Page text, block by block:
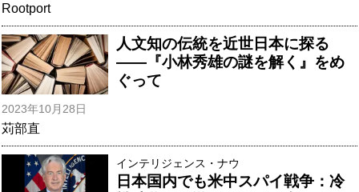
Rootport
人文知の伝統を近世日本に探る
――『小林秀雄の謎を解く』をめ
ぐって
2023年10月28日
苅部直
インテリジェンス・ナウ
日本国内でも米中スパイ戦争：冷